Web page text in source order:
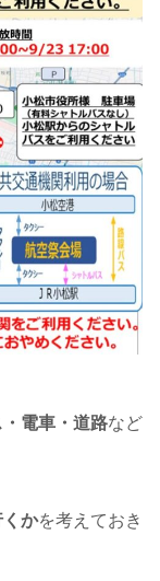
電車・道路など
くかを考えておき